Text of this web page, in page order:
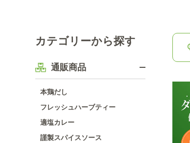
カテゴリーから探す
通販商品
本鶏だし
フレッシュハーブティー
適塩カレー
謹製スパイスソース